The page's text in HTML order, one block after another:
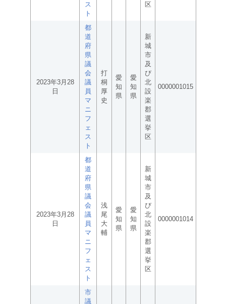
ス
ト
区
2023年3月28
日
都
道
府
県
議
会
議
員
マ
ニ
フ
ェ
ス
ト
打
桐
厚
史
愛
知
県
愛
知
県
新
城
市
及
び
北
設
楽
郡
選
挙
区
0000001015
2023年3月28
日
都
道
府
県
議
会
議
員
マ
ニ
フ
ェ
ス
ト
浅
尾
大
輔
愛
知
県
愛
知
県
新
城
市
及
び
北
設
楽
郡
選
挙
区
0000001014
市
議